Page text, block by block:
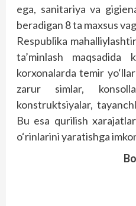
ega, sanitariya va
beradigan 8 ta maxsus
Respublika
ta’minlash maqsadida
korxonalarda temir
zarur simlar,
konstruktsiyalar,
Bu esa qurilish
o‘rinlarini yaratishga